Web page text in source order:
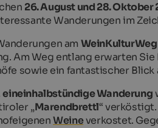
26. August und 28. Oktober
Wanderungen im
am WeinKulturWeg
Am Weg entlang erwarten
sowie ein fantastischer Blick
eineinhalbstündige Wanderung
„Marendbrettl“
Weineverkostet.